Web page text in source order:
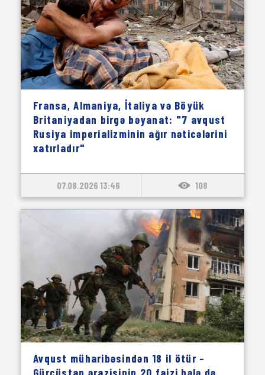
Fransa, Almaniya, İtaliya və Böyük
Britaniyadan birgə bəyanat: "7 avqust
Rusiya imperializminin ağır nəticələrini
xatırladır"
07.08.2026 13:46 108
Avqust müharibəsindən 18 il ötür –